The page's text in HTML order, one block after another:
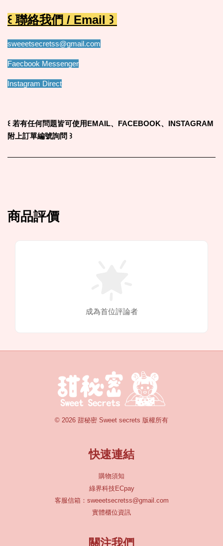
꒰ 聯絡我們 / Email ꒱
sweeetsecretss@gmail.com
Faecbook Messenger
Instagram Direct
꒰ 若有任何問題皆可使用EMAIL、FACEBOOK、INSTAGRAM
附上訂單編號詢問 ꒱
商品評價
成為首位評論者
© 2026 甜秘密 Sweet secrets 版權所有
快速連結
購物須知
綠界科技ECpay
客服信箱：sweeetsecretss@gmail.com
實體櫃位資訊
關注我們